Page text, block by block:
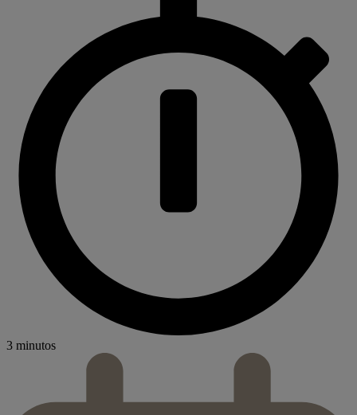
3 minutos